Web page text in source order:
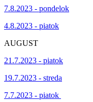
7.8.2023 - pondelok
4.8.2023 - piatok
AUGUST
21.7.2023 - piatok
19.7.2023 - streda
7.7.2023 - piatok